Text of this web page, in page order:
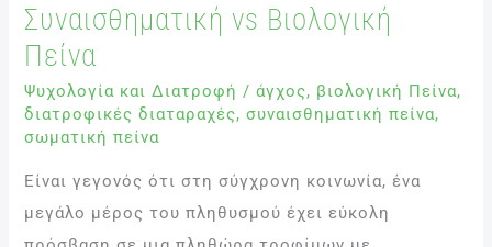
Συναισθηματική vs Βιολογική
Πείνα
Ψυχολογία και Διατροφή /άγχος, βιολογική Πείνα,
διατροφικές διαταραχές,συναισθηματική πείνα,
σωματική πείνα
Είναι γεγονός ότι στη σύγχρονη κοινωνία, ένα
μεγάλο μέρος του πληθυσμού έχει εύκολη